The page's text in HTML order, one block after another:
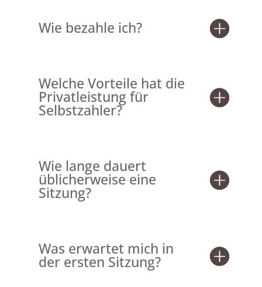
Wie bezahle ich?
Welche Vorteile hat die
Privatleistung für
Selbstzahler?
Wie lange dauert
üblicherweise eine
Sitzung?
Was erwartet mich in
der ersten Sitzung?